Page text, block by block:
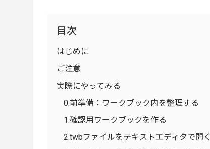
目次
はじめに
ご注意
実際にやってみる
0.前準備：ワークブック内を整理する
1.確認用ワークブックを作る
2.twbファイルをテキストエディタで開く